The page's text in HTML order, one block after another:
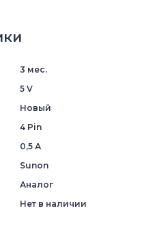
3 мес.
5 V
Новый
4 Pin
0,5 А
Sunon
Аналог
Нет в наличии